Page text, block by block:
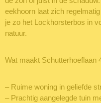
eekhoorn laat zich
je zo het Lockhorsterbos in
natuur.
Wat maakt Schutterhoeflaan
– Ruime woning in geliefde
– Prachtig aangelegde tuin